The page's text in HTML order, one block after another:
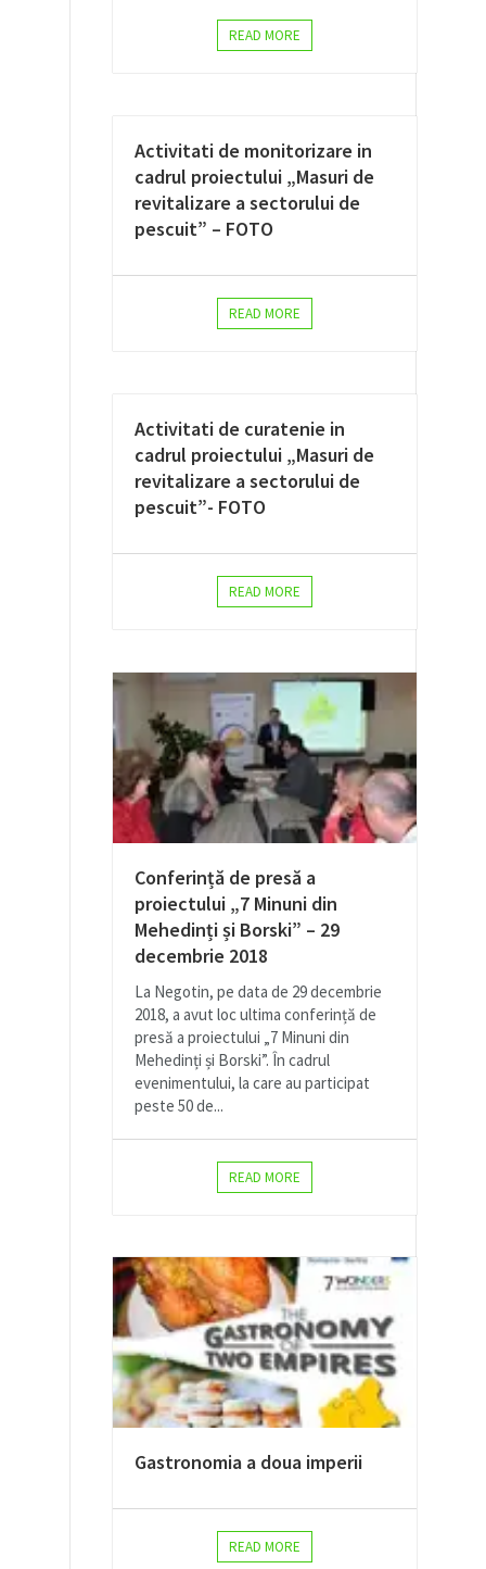
READ MORE
Activitati de monitorizare in
cadrul proiectului „Masuri de
revitalizare a sectorului de
pescuit” – FOTO
READ MORE
Activitati de curatenie in
cadrul proiectului „Masuri de
revitalizare a sectorului de
pescuit”- FOTO
READ MORE
Conferință de presă a
proiectului „7 Minuni din
Mehedinți și Borski” – 29
decembrie 2018
La Negotin, pe data de 29 decembrie
2018, a avut loc ultima conferință de
presă a proiectului „7 Minuni din
Mehedinți și Borski”. În cadrul
evenimentului, la care au participat
peste 50 de...
READ MORE
Gastronomia a doua imperii
READ MORE